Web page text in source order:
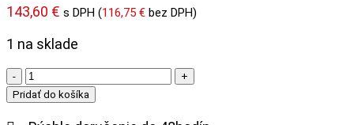
143,60 € s DPH (116,75 € bez DPH)
1 na sklade
množstvo
Aiko
Neostar
Pridať do košíka